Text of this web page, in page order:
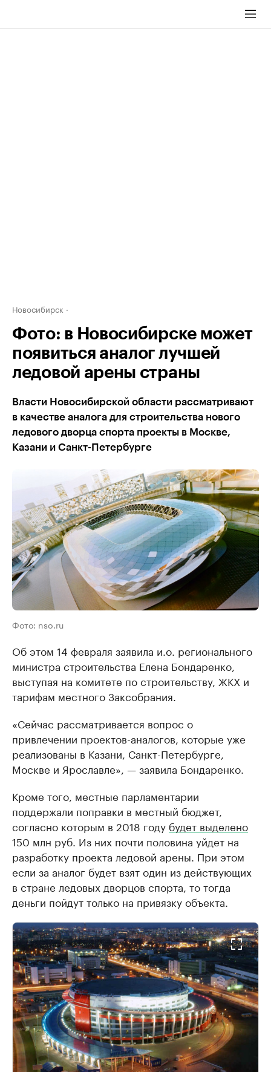
Новосибирск
Фото: в Новосибирске может
появиться аналог лучшей
ледовой арены страны
Власти Новосибирской области рассматривают
в качестве аналога для строительства нового
ледового дворца спорта проекты в Москве,
Казани и Санкт-Петербурге
Фото: nso.ru
Об этом 14 февраля заявила и.о. регионального
министра строительства Елена Бондаренко,
выступая на комитете по строительству, ЖКХ и
тарифам местного Заксобрания.
«Сейчас рассматривается вопрос о
привлечении проектов-аналогов, которые уже
реализованы в Казани, Санкт-Петербурге,
Москве и Ярославле», — заявила Бондаренко.
Кроме того, местные парламентарии
поддержали поправки в местный бюджет,
согласно которым в 2018 году будет выделено
150 млн руб. Из них почти половина уйдет на
разработку проекта ледовой арены. При этом
если за аналог будет взят один из действующих
в стране ледовых дворцов спорта, то тогда
деньги пойдут только на привязку объекта.